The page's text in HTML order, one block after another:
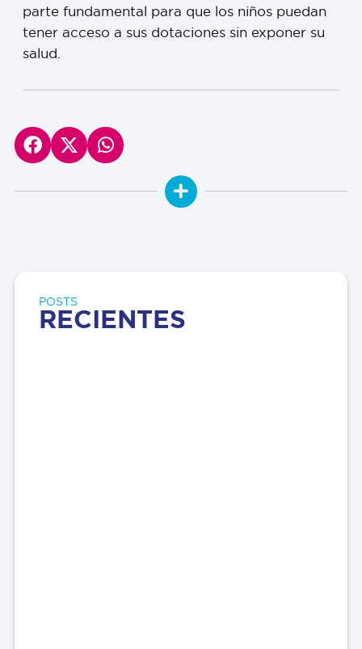
parte fundamental para que los niños puedan
tener acceso a sus dotaciones sin exponer su
salud.
POSTS
RECIENTES